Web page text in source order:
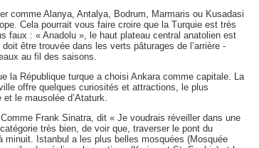
comme Alanya, Antalya, Bodrum, Marmaris ou Kusadasi
Cela pourrait vous faire croire que la Turquie est très
faux : « Anadolu », le haut plateau central anatolien est
être trouvée dans les verts pâturages de l’arrière -
au fil des saisons.
la République turque a choisi Ankara comme capitale. La
offre quelques curiosités et attractions, le plus
le mausolée d’Ataturk.
Frank Sinatra, dit « Je voudrais réveiller dans une
très bien, de voir que, traverser le pont du
minuit. Istanbul a les plus belles mosquées (Mosquée